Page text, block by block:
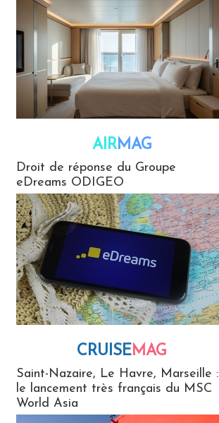
AIRMAG
Droit de réponse du Groupe
eDreams ODIGEO
CRUISEMAG
Saint-Nazaire, Le Havre, Marseille :
le lancement très français du MSC
World Asia